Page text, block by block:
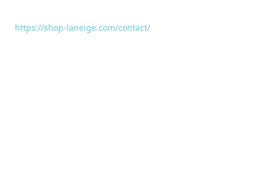
https://shop-laneige.com/contact/